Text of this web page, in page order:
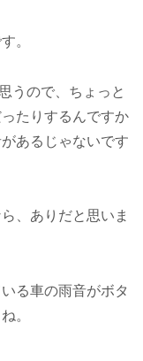
。
うので、ちょっと
たりするんですか
あるじゃないです
、ありだと思いま
る車の雨音がボタ
。